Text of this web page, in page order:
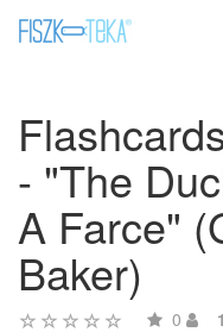
- "The
A Farce"
Baker)
0